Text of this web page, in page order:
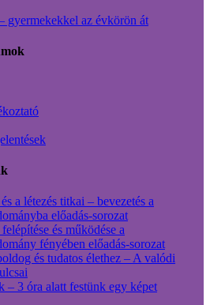
gyermekekkel az évkörön át
a létezés titkai – bevezetés a
előadás-sorozat
és működése a
fényében előadás-sorozat
és tudatos élethez – A valódi
– 3 óra alatt festünk egy képet